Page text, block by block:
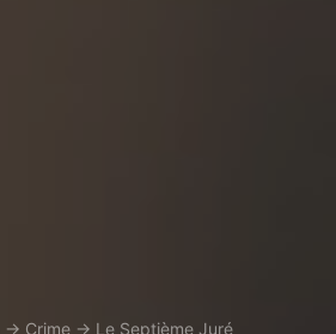
→ Crime → Le Septième Juré